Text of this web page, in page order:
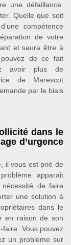
une défaillance.
Quelle que soit
compétence
de votre
et saura être à
de ce fait
avoir plus de
de Marescot
par le biais
dans le
d’urgence
il vous est prié de
apparait
de faire
une solution à
dans le
en raison de son
faire. Vous pouvez
un problème sur